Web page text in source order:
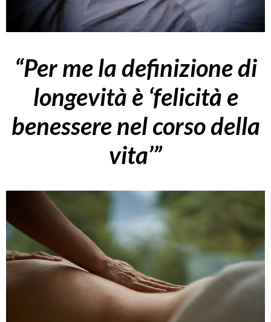
“Per me la definizione di
longevità è ‘felicità e
benessere nel corso della
vita’”